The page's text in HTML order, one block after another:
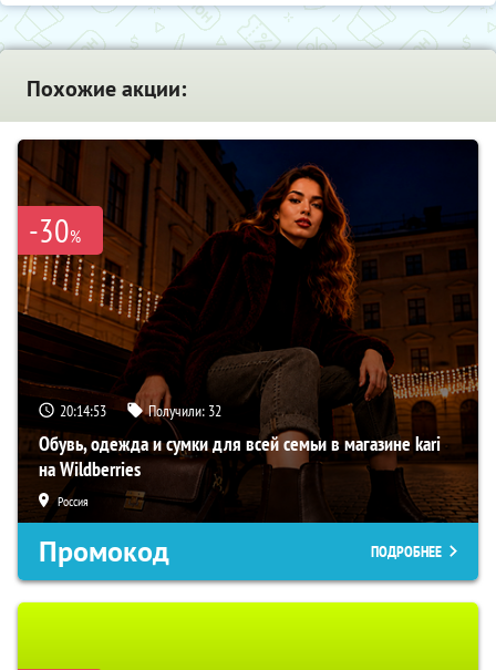
Похожие акции:
-30%
20:14:52 Получили: 32
Обувь, одежда и сумки для всей семьи в магазине kari
на Wildberries
Россия
Промокод ПОДРОБНЕЕ